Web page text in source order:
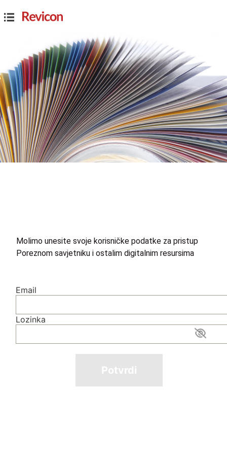
Molimo unesite svoje korisničke podatke za pristup
Poreznom savjetniku i ostalim digitalnim resursima
Email
Lozinka
Potvrdi